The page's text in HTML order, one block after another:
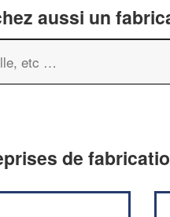
aussi un
de